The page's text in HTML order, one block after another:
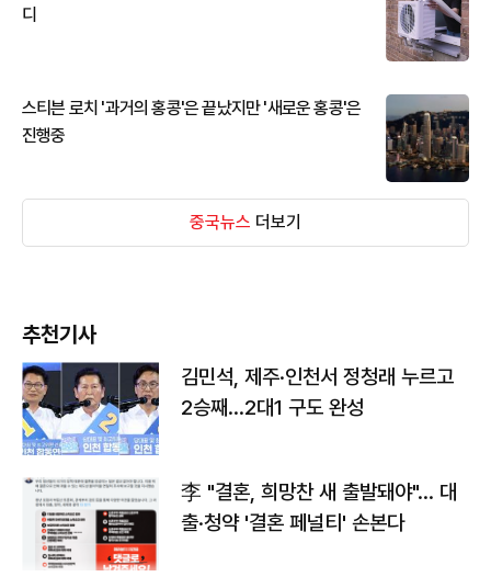
디
스티븐 로치 '과거의 홍콩'은 끝났지만 '새로운 홍콩'은
진행중
중국뉴스 더보기
추천기사
김민석, 제주·인천서 정청래 누르고
2승째…2대1 구도 완성
李 "결혼, 희망찬 새 출발돼야"… 대
출·청약 '결혼 페널티' 손본다